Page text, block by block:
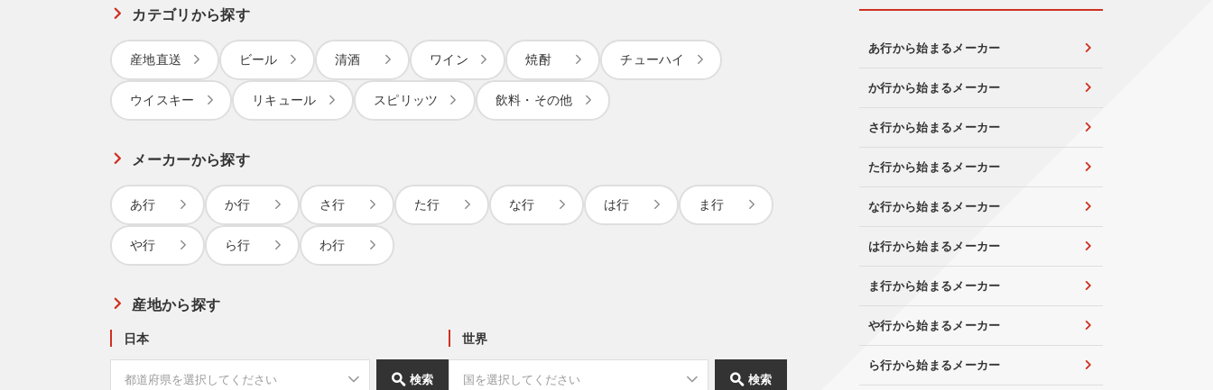
カテゴリから探す
産地直送 ビール 清酒 ワイン 焼酎 チューハイ
ウイスキー リキュール スピリッツ 飲料・その他
メーカーから探す
あ行 か行 さ行 た行 な行 は行 ま行
や行 ら行 わ行
産地から探す
日本
検索
世界
検索
あ行から始まるメーカー
か行から始まるメーカー
さ行から始まるメーカー
た行から始まるメーカー
な行から始まるメーカー
は行から始まるメーカー
ま行から始まるメーカー
や行から始まるメーカー
ら行から始まるメーカー